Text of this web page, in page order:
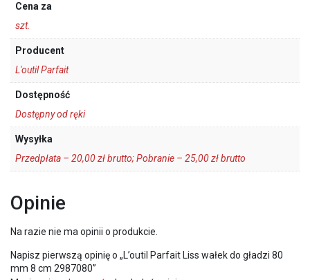
Cena za
szt.
Producent
L'outil Parfait
Dostępność
Dostępny od ręki
Wysyłka
Przedpłata – 20,00 zł brutto; Pobranie – 25,00 zł brutto
Opinie
Na razie nie ma opinii o produkcie.
Napisz pierwszą opinię o „L’outil Parfait Liss wałek do gładzi 80
mm 8 cm 2987080”